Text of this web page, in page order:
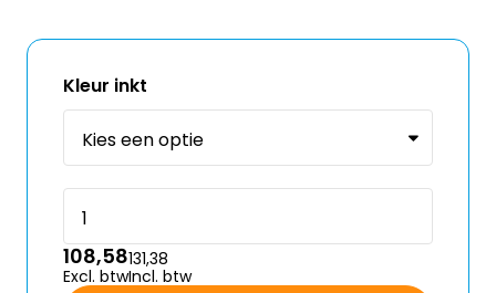
Kleur inkt
108,58
Excl. btw
131,38
Incl. btw